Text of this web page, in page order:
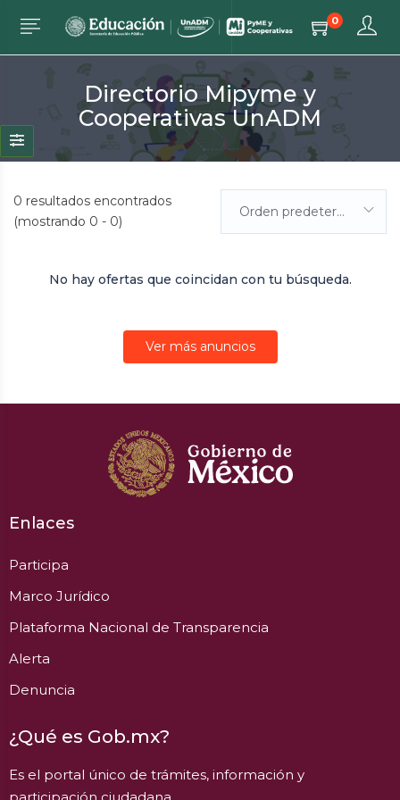
0
Directorio Mipyme y
Cooperativas UnADM
0 resultados encontrados
(mostrando 0 - 0)
Orden predeterminada
No hay ofertas que coincidan con tu búsqueda.
Ver más anuncios
Enlaces
Participa
Marco Jurídico
Plataforma Nacional de Transparencia
Alerta
Denuncia
¿Qué es Gob.mx?
Es el portal único de trámites, información y